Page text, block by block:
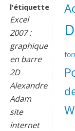
l'étiquette
Excel
2007 :
graphique
en barre
2D
Alexandre
Adam
site
internet